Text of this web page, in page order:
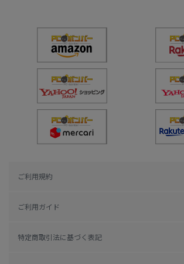
ご利用規約
ご利用ガイド
特定商取引法に基づく表記